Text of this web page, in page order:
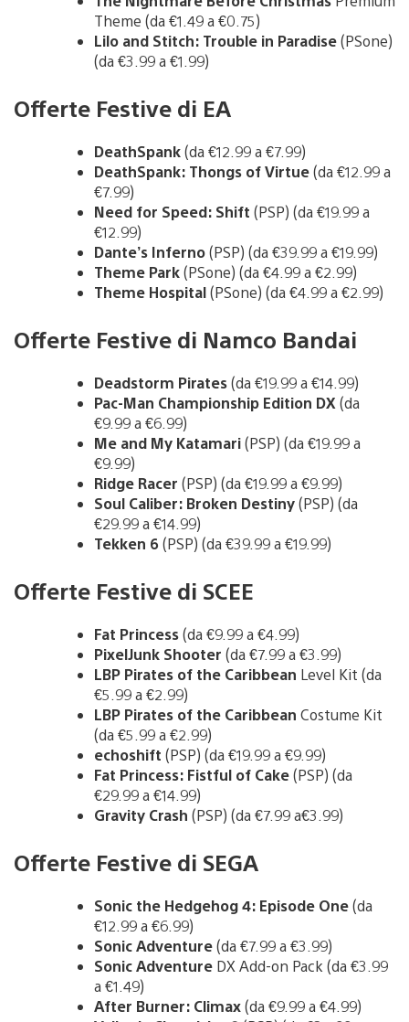
Theme (da €1.49 a €0.75)
Lilo and Stitch: Trouble in Paradise(PSone)
(da €3.99 a €1.99)
Offerte Festive di EA
DeathSpank(da €12.99 a €7.99)
DeathSpank: Thongs of Virtue(da €12.99 a
€7.99)
Need for Speed: Shift (PSP) (da €19.99 a
€12.99)
Dante’s Inferno(PSP) (da €39.99 a €19.99)
Theme Park(PSone) (da €4.99 a €2.99)
Theme Hospital(PSone) (da €4.99 a €2.99)
Offerte Festive di Namco Bandai
Deadstorm Pirates(da €19.99 a €14.99)
Pac-Man Championship Edition DX (da
€9.99 a €6.99)
Me and My Katamari(PSP) (da €19.99 a
€9.99)
Ridge Racer (PSP) (da €19.99 a €9.99)
Soul Caliber: Broken Destiny(PSP) (da
€29.99 a €14.99)
Tekken 6 (PSP) (da €39.99 a €19.99)
Offerte Festive di SCEE
Fat Princess(da €9.99 a €4.99)
PixelJunk Shooter (da €7.99 a €3.99)
LBP Pirates of the Caribbean Level Kit (da
€5.99 a €2.99)
LBP Pirates of the Caribbean Costume Kit
(da €5.99 a €2.99)
echoshift (PSP) (da €19.99 a €9.99)
Fat Princess: Fistful of Cake(PSP) (da
€29.99 a €14.99)
Gravity Crash (PSP) (da €7.99 a€3.99)
Offerte Festive di SEGA
Sonic the Hedgehog 4: Episode One(da
€12.99 a €6.99)
Sonic Adventure(da €7.99 a €3.99)
Sonic Adventure DX Add-on Pack (da €3.99
a €1.49)
After Burner: Climax(da €9.99 a €4.99)